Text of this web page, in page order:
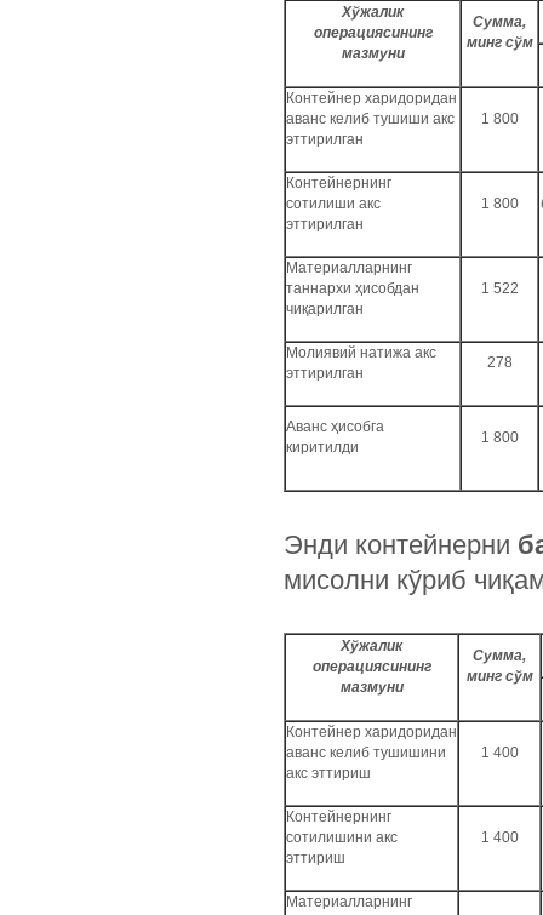
Хўжалик
операциясининг
мазмуни
Сумма,
минг сўм
Контейнер харидоридан
аванс келиб тушиши акс
эттирилган
1 800
Контейнернинг
сотилиши акс
эттирилган
1 800
Материалларнинг
таннархи ҳисобдан
чиқарилган
1 522
Молиявий натижа акс
эттирилган
278
Аванс ҳисобга
киритилди
1 800
Энди контейнерни
мисолни кўриб
Хўжалик
операциясининг
мазмуни
Сумма,
минг сўм
Контейнер харидоридан
аванс келиб тушишини
акс эттириш
1 400
Контейнернинг
сотилишини акс
эттириш
1 400
Материалларнинг